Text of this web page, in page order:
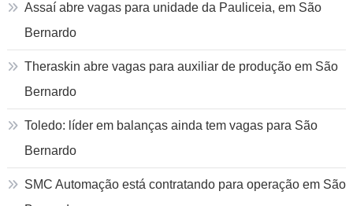
Assaí abre vagas para unidade da Pauliceia, em São
Bernardo
Theraskin abre vagas para auxiliar de produção em São
Bernardo
Toledo: líder em balanças ainda tem vagas para São
Bernardo
SMC Automação está contratando para operação em São